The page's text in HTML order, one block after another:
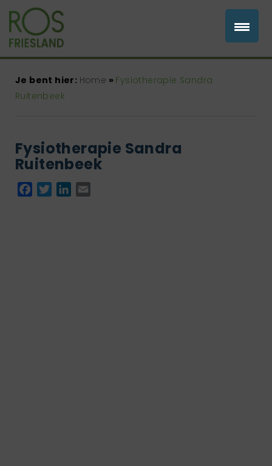
Je bent hier: Home » Fysiotherapie Sandra
Ruitenbeek
Fysiotherapie Sandra
Ruitenbeek
Facebook
TwitterLinkedIn